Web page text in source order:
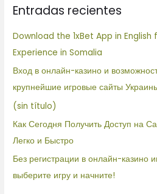
a
r
:
Entradas recientes
Download the 1xBet App in
Experience in Somalia
Вход в онлайн-казино и
крупнейшие игровые сайты
(sin título)
Как Сегодня Получить Доступ на
Легко и Быстро
Без регистрации в онлайн-казино
выберите игру и начните!